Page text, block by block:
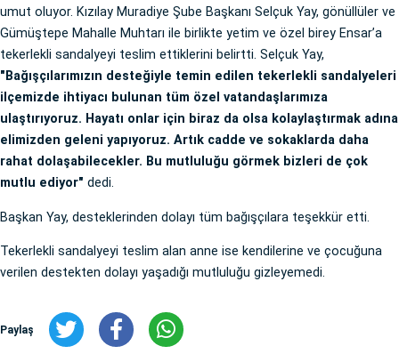
umut oluyor. Kızılay Muradiye Şube Başkanı Selçuk Yay, gönüllüler ve
Gümüştepe Mahalle Muhtarı ile birlikte yetim ve özel birey Ensar’a
tekerlekli sandalyeyi teslim ettiklerini belirtti. Selçuk Yay,
"Bağışçılarımızın desteğiyle temin edilen tekerlekli sandalyeleri
ilçemizde ihtiyacı bulunan tüm özel vatandaşlarımıza
ulaştırıyoruz. Hayatı onlar için biraz da olsa kolaylaştırmak adına
elimizden geleni yapıyoruz. Artık cadde ve sokaklarda daha
rahat dolaşabilecekler. Bu mutluluğu görmek bizleri de çok
mutlu ediyor" dedi.
Başkan Yay, desteklerinden dolayı tüm bağışçılara teşekkür etti.
Tekerlekli sandalyeyi teslim alan anne ise kendilerine ve çocuğuna
verilen destekten dolayı yaşadığı mutluluğu gizleyemedi.
Paylaş